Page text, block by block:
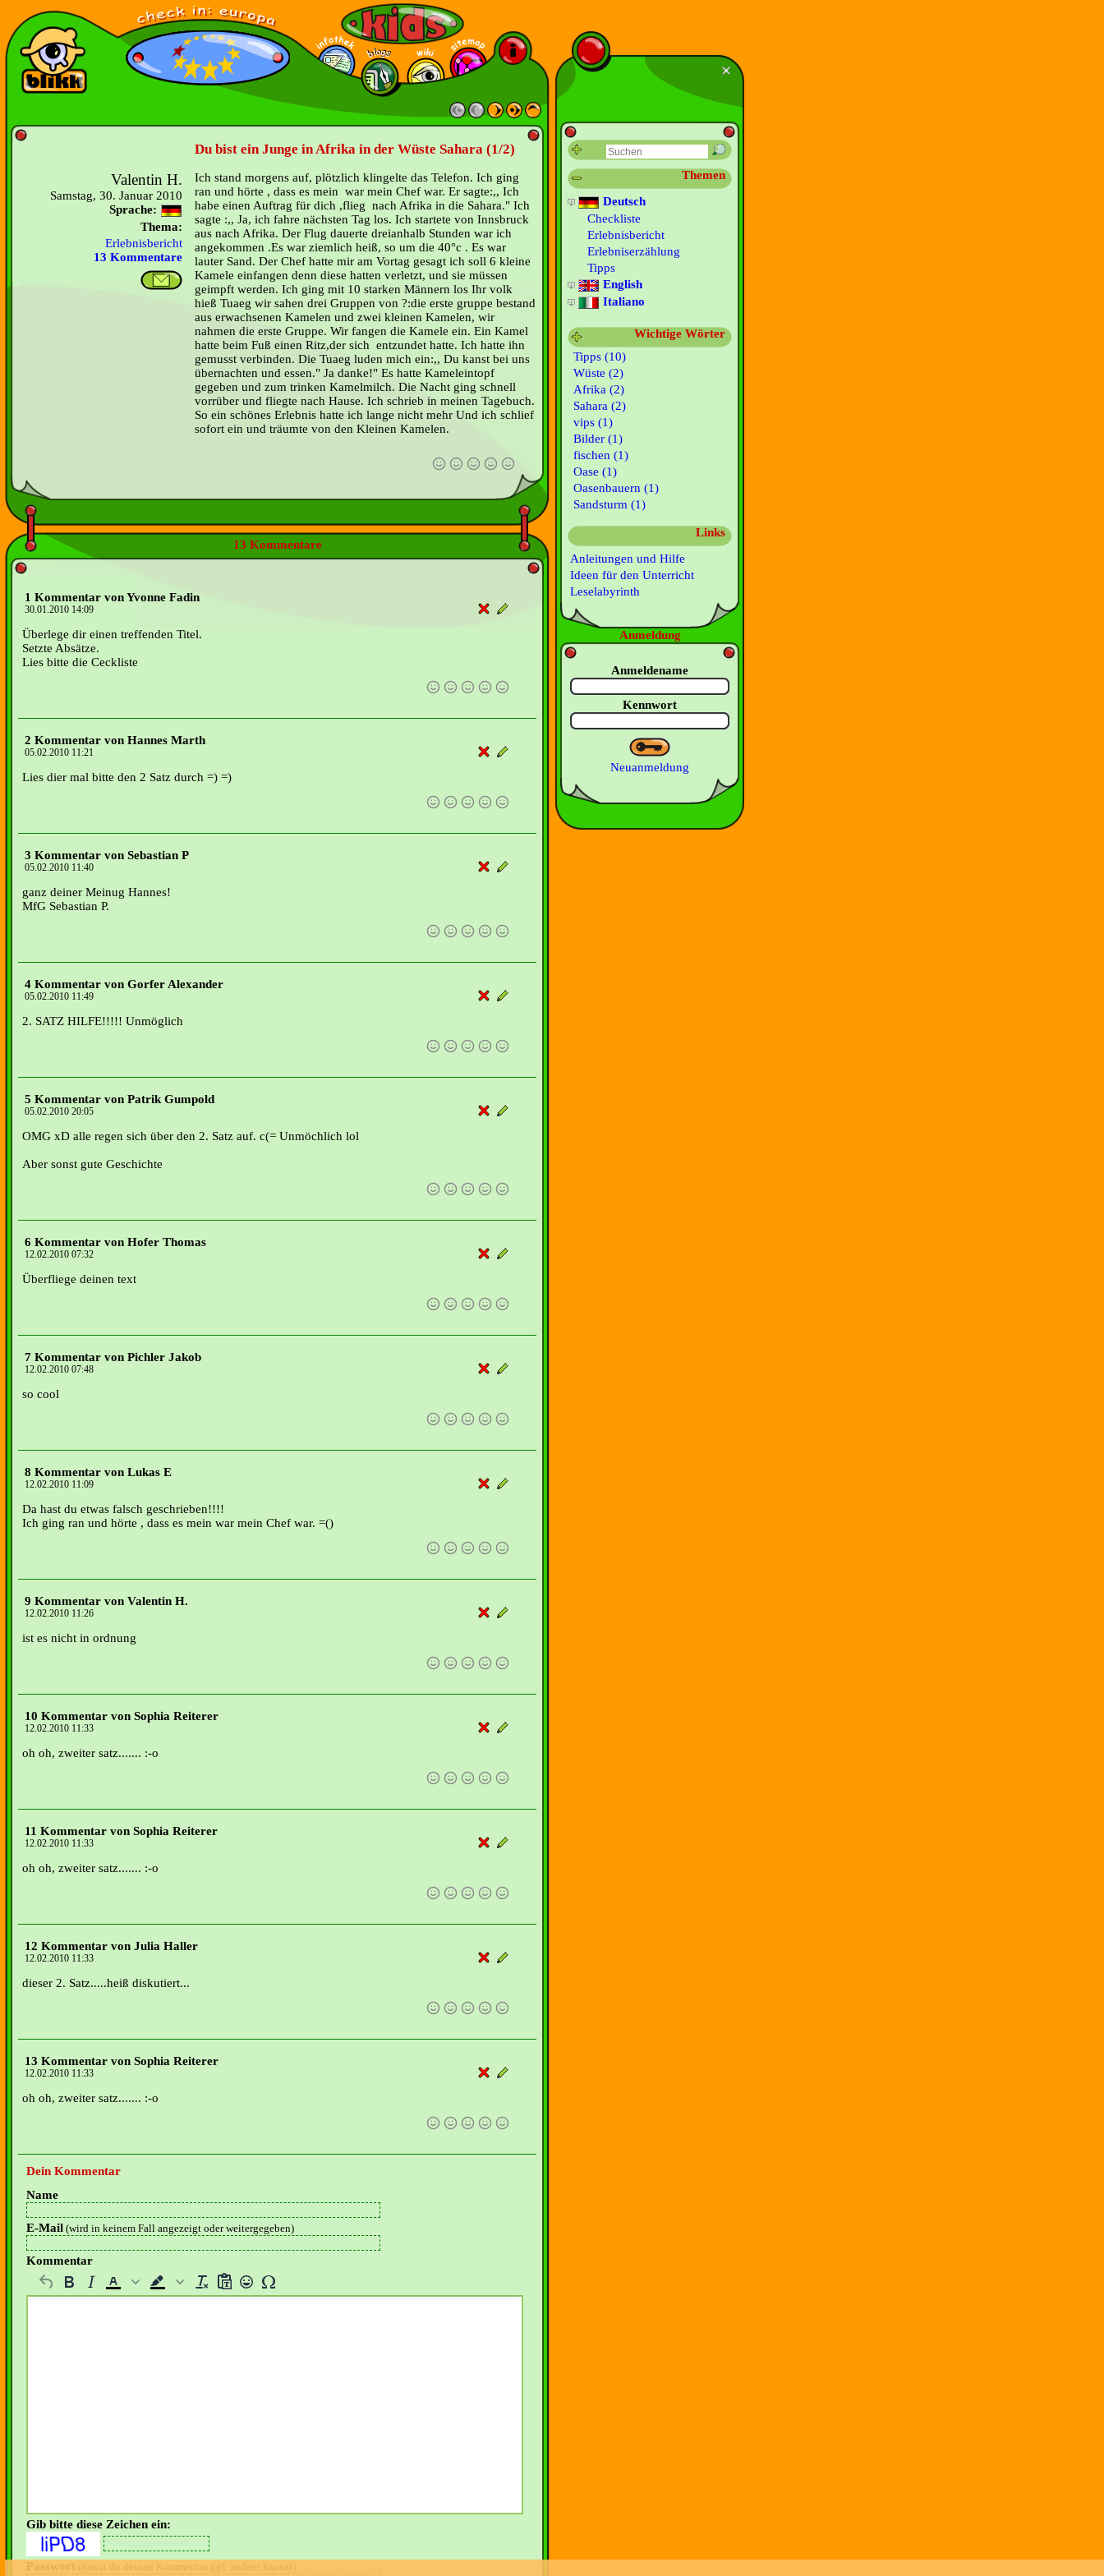
Du bist ein Junge in Afrika in der Wüste Sahara (1/2)
Valentin H.
Samstag, 30. Januar 2010
Sprache:
Thema:
Erlebnisbericht
13 Kommentare
Ich stand morgens auf, plötzlich klingelte das Telefon. Ich ging
ran und hörte , dass es mein war mein Chef war. Er sagte:,, Ich
habe einen Auftrag für dich ,flieg nach Afrika in die Sahara." Ich
sagte :,, Ja, ich fahre nächsten Tag los. Ich startete von Innsbruck
aus nach Afrika. Der Flug dauerte dreianhalb Stunden war ich
angekommen .Es war ziemlich heiß, so um die 40°c . Es war
lauter Sand. Der Chef hatte mir am Vortag gesagt ich soll 6 kleine
Kamele einfangen denn diese hatten verletzt, und sie müssen
geimpft werden. Ich ging mit 10 starken Männern los Ihr volk
hieß Tuaeg wir sahen drei Gruppen von ?:die erste gruppe bestand
aus erwachsenen Kamelen und zwei kleinen Kamelen, wir
nahmen die erste Gruppe. Wir fangen die Kamele ein. Ein Kamel
hatte beim Fuß einen Ritz,der sich entzundet hatte. Ich hatte ihn
gemusst verbinden. Die Tuaeg luden mich ein:,, Du kanst bei uns
übernachten und essen." Ja danke!" Es hatte Kameleintopf
gegeben und zum trinken Kamelmilch. Die Nacht ging schnell
vorrüber und fliegte nach Hause. Ich schrieb in meinen Tagebuch.
So ein schönes Erlebnis hatte ich lange nicht mehr Und ich schlief
sofort ein und träumte von den Kleinen Kamelen.
13 Kommentare
1 Kommentar von Yvonne Fadin
30.01.2010 14:09
Überlege dir einen treffenden Titel.
Setzte Absätze.
Lies bitte die Ceckliste
2 Kommentar von Hannes Marth
05.02.2010 11:21
Lies dier mal bitte den 2 Satz durch =) =)
3 Kommentar von Sebastian P
05.02.2010 11:40
ganz deiner Meinug Hannes!
MfG Sebastian P.
4 Kommentar von Gorfer Alexander
05.02.2010 11:49
2. SATZ HILFE!!!!! Unmöglich
5 Kommentar von Patrik Gumpold
05.02.2010 20:05
OMG xD alle regen sich über den 2. Satz auf. c(= Unmöchlich lol
Aber sonst gute Geschichte
6 Kommentar von Hofer Thomas
12.02.2010 07:32
Überfliege deinen text
7 Kommentar von Pichler Jakob
12.02.2010 07:48
so cool
8 Kommentar von Lukas E
12.02.2010 11:09
Da hast du etwas falsch geschrieben!!!!
Ich ging ran und hörte , dass es mein war mein Chef war. =()
9 Kommentar von Valentin H.
12.02.2010 11:26
ist es nicht in ordnung
10 Kommentar von Sophia Reiterer
12.02.2010 11:33
oh oh, zweiter satz....... :-o
11 Kommentar von Sophia Reiterer
12.02.2010 11:33
oh oh, zweiter satz....... :-o
12 Kommentar von Julia Haller
12.02.2010 11:33
dieser 2. Satz.....heiß diskutiert...
13 Kommentar von Sophia Reiterer
12.02.2010 11:33
oh oh, zweiter satz....... :-o
Dein Kommentar
Name
E-Mail (wird in keinem Fall angezeigt oder weitergegeben)
Kommentar
Gib bitte diese Zeichen ein:
Passwort (damit du deinen Kommentar ggf. ändern kannst)
Themen
Deutsch
Checkliste
Erlebnisbericht
Erlebniserzählung
Tipps
English
Italiano
Wichtige Wörter
Tipps (10)
Wüste (2)
Afrika (2)
Sahara (2)
vips (1)
Bilder (1)
fischen (1)
Oase (1)
Oasenbauern (1)
Sandsturm (1)
Links
Anleitungen und Hilfe
Ideen für den Unterricht
Leselabyrinth
Anmeldung
Anmeldename
Kennwort
Neuanmeldung